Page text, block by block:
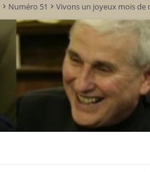
keyboard_arrow_right Numéro 51 keyboard_arrow_right Vivons un joyeux mois de